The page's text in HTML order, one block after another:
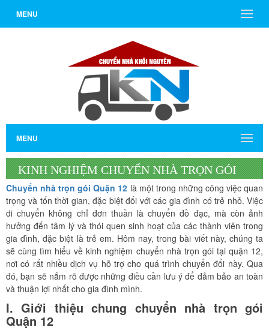
MENU
MENU
KINH NGHIỆM CHUYỂN NHÀ TRỌN GÓI
QUẬN 12 CHO GIA ĐÌNH CÓ TRẺ NHỎ
Chuyển nhà trọn gói Quận 12 là một trong những công việc quan
trọng và tốn thời gian, đặc biệt đối với các gia đình có trẻ nhỏ. Việc
di chuyển không chỉ đơn thuần là chuyển đồ đạc, mà còn ảnh
hưởng đến tâm lý và thói quen sinh hoạt của các thành viên trong
gia đình, đặc biệt là trẻ em. Hôm nay, trong bài viết này, chúng ta
sẽ cùng tìm hiểu về kinh nghiệm chuyển nhà trọn gói tại quận 12,
nơi có rất nhiều dịch vụ hỗ trợ cho quá trình chuyển đổi này. Qua
đó, bạn sẽ nắm rõ được những điều cần lưu ý để đảm bảo an toàn
và thuận lợi nhất cho gia đình mình.
I. Giới thiệu chung chuyển nhà trọn gói
Quận 12